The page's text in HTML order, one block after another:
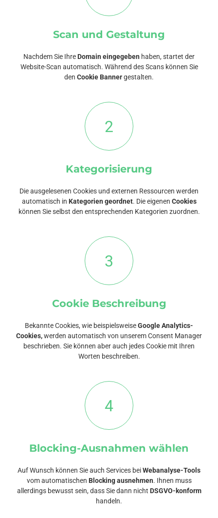
Scan und Gestaltung
Nachdem Sie Ihre Domain eingegeben haben, startet der
Website-Scan automatisch. Während des Scans können Sie
den Cookie Bannergestalten.
2
Kategorisierung
Die ausgelesenen Cookies und externen Ressourcen werden
automatisch in Kategorien geordnet. Die eigenen Cookies
können Sie selbst den entsprechenden Kategorien zuordnen.
3
Cookie Beschreibung
Bekannte Cookies, wie beispielsweiseGoogle Analytics-
Cookies,werden automatisch von unserem Consent Manager
beschrieben. Sie können aber auch jedes Cookie mit Ihren
Worten beschreiben.
4
Blocking-Ausnahmen wählen
Auf Wunsch können Sie auch Services beiWebanalyse-Tools
vom automatischen Blocking ausnehmen. Ihnen muss
allerdings bewusst sein, dass Sie dann nicht DSGVO-konform
handeln.